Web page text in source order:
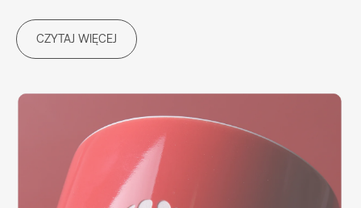
CZYTAJ WIĘCEJ
agencję reklamową?
Chcesz nawiązać z nami długoletnią współpracę? Sprawdź
naszą ofertę współpracy, załóż darmowe konto w naszym
panelu B2B i odkryj pełnię możliwości naszego systemu.